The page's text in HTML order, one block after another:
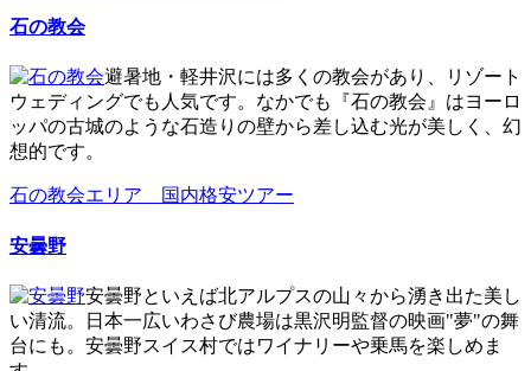
石の教会
避暑地・軽井沢には多くの教会があり、リゾート
ウェディングでも人気です。なかでも『石の教会』はヨーロ
ッパの古城のような石造りの壁から差し込む光が美しく、幻
想的です。
石の教会エリア 国内格安ツアー
安曇野
安曇野といえば北アルプスの山々から湧き出た美し
い清流。日本一広いわさび農場は黒沢明監督の映画"夢"の舞
台にも。安曇野スイス村ではワイナリーや乗馬を楽しめま